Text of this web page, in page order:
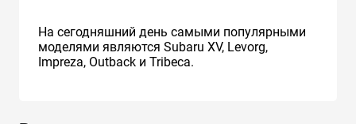
На сегодняшний день самыми популярными
моделями являются Subaru XV, Levorg,
Impreza, Outback и Tribeca.